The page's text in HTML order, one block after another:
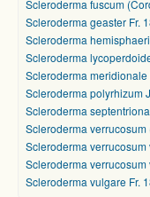
Scleroderma fuscum
Scleroderma geaster Fr.
Scleroderma
Scleroderma
Scleroderma
Scleroderma polyrhizum
Scleroderma
Scleroderma verrucosum
Scleroderma verrucosum
Scleroderma
Scleroderma vulgare Fr.